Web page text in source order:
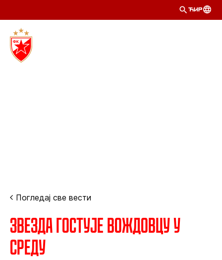
ЋИР
Погледај све вести
Звезда гостује Вождовцу у
среду